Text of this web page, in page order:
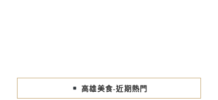
高雄美食-近期熱門